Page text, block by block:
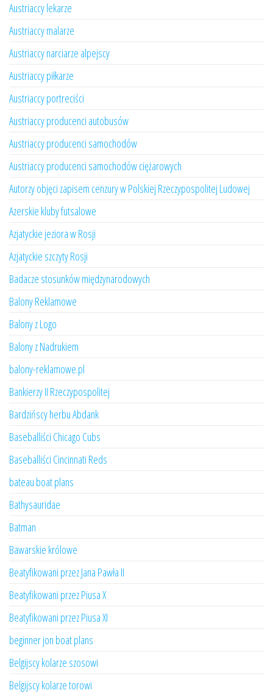
Austriaccy lekarze
Austriaccy malarze
Austriaccy narciarze alpejscy
Austriaccy piłkarze
Austriaccy portreciści
Austriaccy producenci autobusów
Austriaccy producenci samochodów
Austriaccy producenci samochodów ciężarowych
Autorzy objęci zapisem cenzury w Polskiej Rzeczypospolitej Ludowej
Azerskie kluby futsalowe
Azjatyckie jeziora w Rosji
Azjatyckie szczyty Rosji
Badacze stosunków międzynarodowych
Balony Reklamowe
Balony z Logo
Balony z Nadrukiem
balony-reklamowe.pl
Bankierzy II Rzeczypospolitej
Bardzińscy herbu Abdank
Baseballiści Chicago Cubs
Baseballiści Cincinnati Reds
bateau boat plans
Bathysauridae
Batman
Bawarskie królowe
Beatyfikowani przez Jana Pawła II
Beatyfikowani przez Piusa X
Beatyfikowani przez Piusa XI
beginner jon boat plans
Belgijscy kolarze szosowi
Belgijscy kolarze torowi